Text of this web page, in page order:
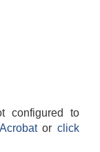
configured to
orclick